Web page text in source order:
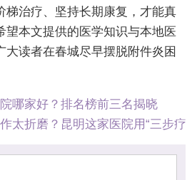
梯治疗、坚持长期康复，才能真
望本文提供的医学知识与本地医
大读者在春城尽早摆脱附件炎困
哪家好？排名榜前三名揭晓
太折磨？昆明这家医院用“三步疗